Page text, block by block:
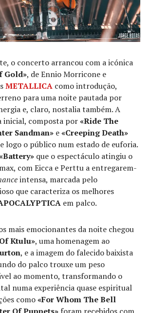
o concerto arrancou com a icónica
Gold», de Ennio Morricone e
METALLICA como introdução,
para uma noite pautada por
e, claro, nostalia também. A
inicial, composta por«Ride The
Sandman» e«Creeping Death»
logo o público num estado de euforia.
que o espectáculo atingiu o
com Eicca e Perttu a entregarem-
intensa, marcada pelo
que caracteriza os melhores
em palco.
mais emocionantes da noite chegou
Ktulu», uma homenagem ao
, e a imagem do falecido baixista
do palco trouxe um peso
ao momento, transformando o
numa experiência quase espiritual
como«For Whom The Bell